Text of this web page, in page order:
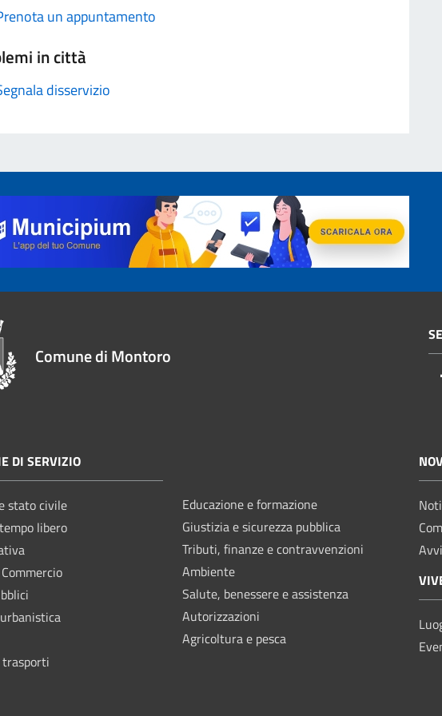
un appuntamento
in città
disservizio
Comune di Montoro
DI SERVIZIO
stato civile
libero
Educazione e formazione
Giustizia e sicurezza pubblica
Tributi, finanze e contravvenzioni
Ambiente
Salute, benessere e assistenza
Autorizzazioni
Agricoltura e pesca